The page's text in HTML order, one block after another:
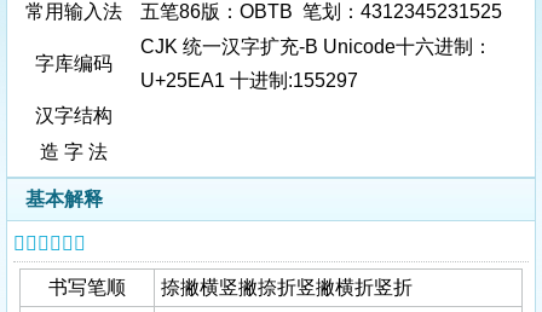
常用输入法
五笔86版：OBTB 笔划：4312345231525
字库编码
CJK 统一汉字扩充-B Unicode十六进制：
U+25EA1 十进制:155297
汉字结构
造 字 法
基本解释
𥺡字基本信息
书写笔顺 捺撇横竖撇捺折竖撇横折竖折